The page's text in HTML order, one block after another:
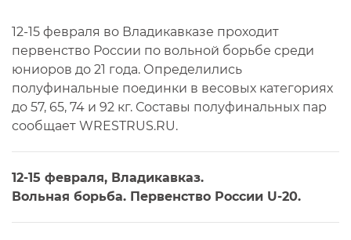
12-15 февраля во Владикавказе проходит
первенство России по вольной борьбе среди
юниоров до 21 года. Определились
полуфинальные поединки в весовых категориях
до 57, 65, 74 и 92 кг. Составы полуфинальных пар
сообщает WRESTRUS.RU.
12-15 февраля, Владикавказ.
Вольная борьба. Первенство России U-20.